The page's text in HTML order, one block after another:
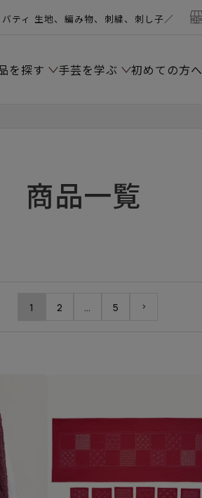
ティ 生地、編み物、刺繍、刺し子／
を探す 手芸を学ぶ 初めての方へ
商品一覧
1 2 5